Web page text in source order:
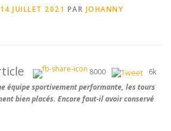
JUILLET 2021 PAR JOHANNY
8000
6k
équipe sportivement performante, les tours
bien placés. Encore faut-il avoir conservé